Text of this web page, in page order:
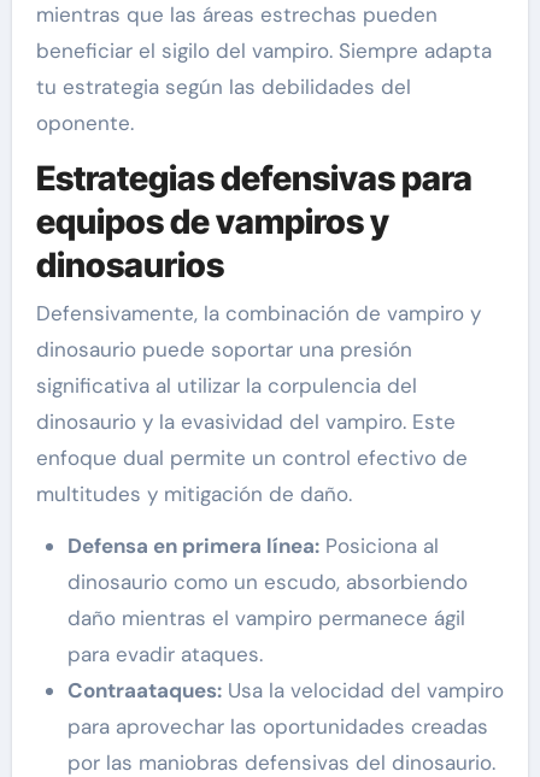
mientras que las áreas estrechas pueden
beneficiar el sigilo del vampiro. Siempre adapta
tu estrategia según las debilidades del
oponente.
Estrategias defensivas para
equipos de vampiros y
dinosaurios
Defensivamente, la combinación de vampiro y
dinosaurio puede soportar una presión
significativa al utilizar la corpulencia del
dinosaurio y la evasividad del vampiro. Este
enfoque dual permite un control efectivo de
multitudes y mitigación de daño.
Defensa en primera línea:Posiciona al
dinosaurio como un escudo, absorbiendo
daño mientras el vampiro permanece ágil
para evadir ataques.
Contraataques:Usa la velocidad del vampiro
para aprovechar las oportunidades creadas
por las maniobras defensivas del dinosaurio.